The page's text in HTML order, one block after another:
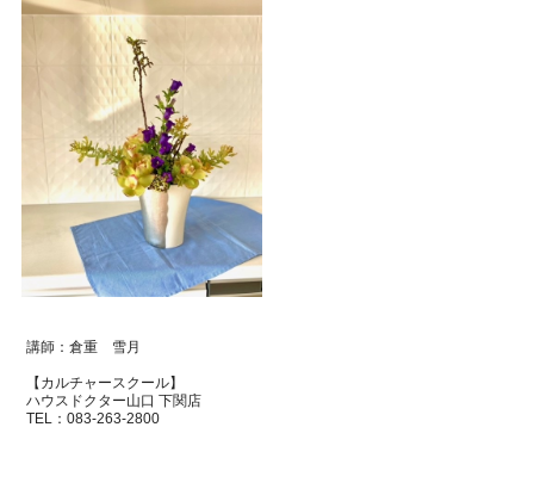
講師：倉重 雪月
【カルチャースクール】
ハウスドクター山口 下関店
TEL： 083-263-2800